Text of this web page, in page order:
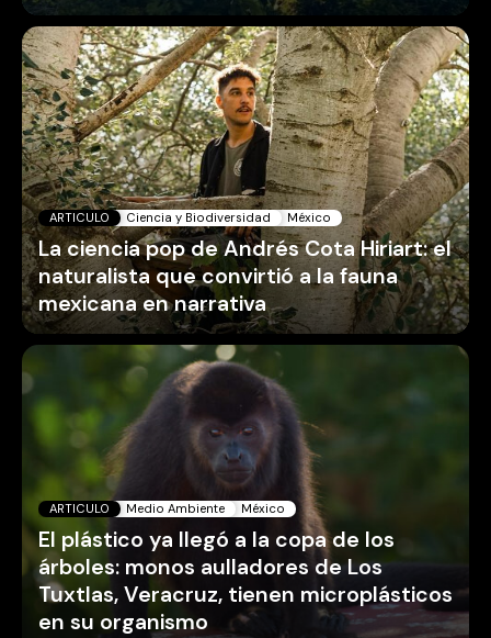
ARTICULO Ciencia y Biodiversidad México
La ciencia pop de Andrés Cota Hiriart: el
naturalista que convirtió a la fauna
mexicana en narrativa
ARTICULO Medio Ambiente México
El plástico ya llegó a la copa de los
árboles: monos aulladores de Los
Tuxtlas, Veracruz, tienen microplásticos
en su organismo